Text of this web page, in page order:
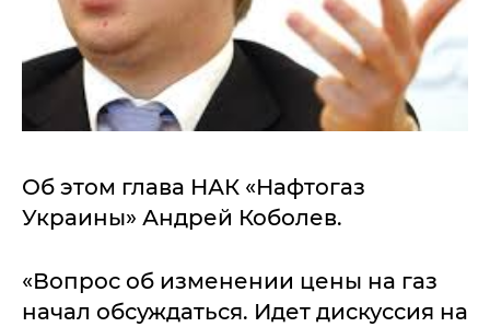
Об этом глава НАК «Нафтогаз
Украины» Андрей Коболев.
«Вопрос об изменении цены на газ
начал обсуждаться. Идет дискуссия на